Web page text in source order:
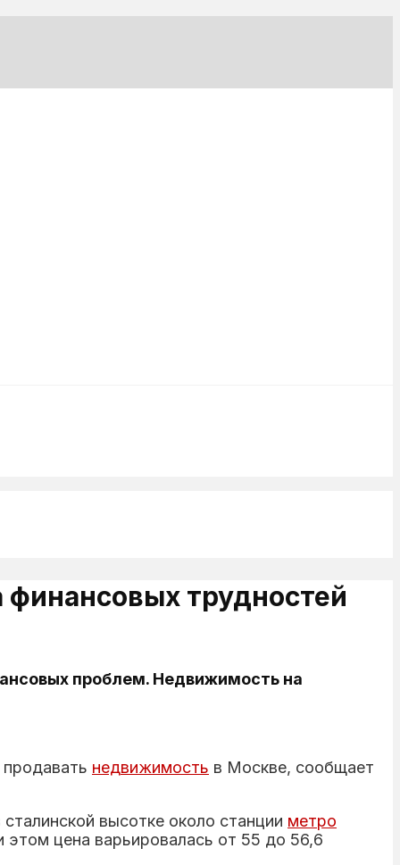
трудностей
проблем. Недвижимость на
недвижимость в Москве, сообщает
высотке около станции метро
этом цена варьировалась от 55 до 56,6